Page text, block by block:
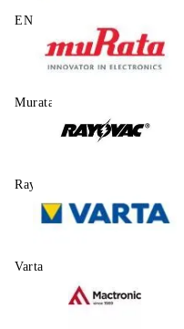
ENERGIZER
Murata
Rayovac
Varta